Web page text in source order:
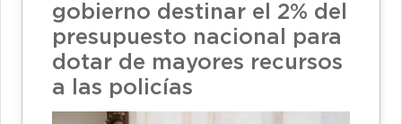
gobierno destinar el 2% del
presupuesto nacional para
dotar de mayores recursos
a las policías